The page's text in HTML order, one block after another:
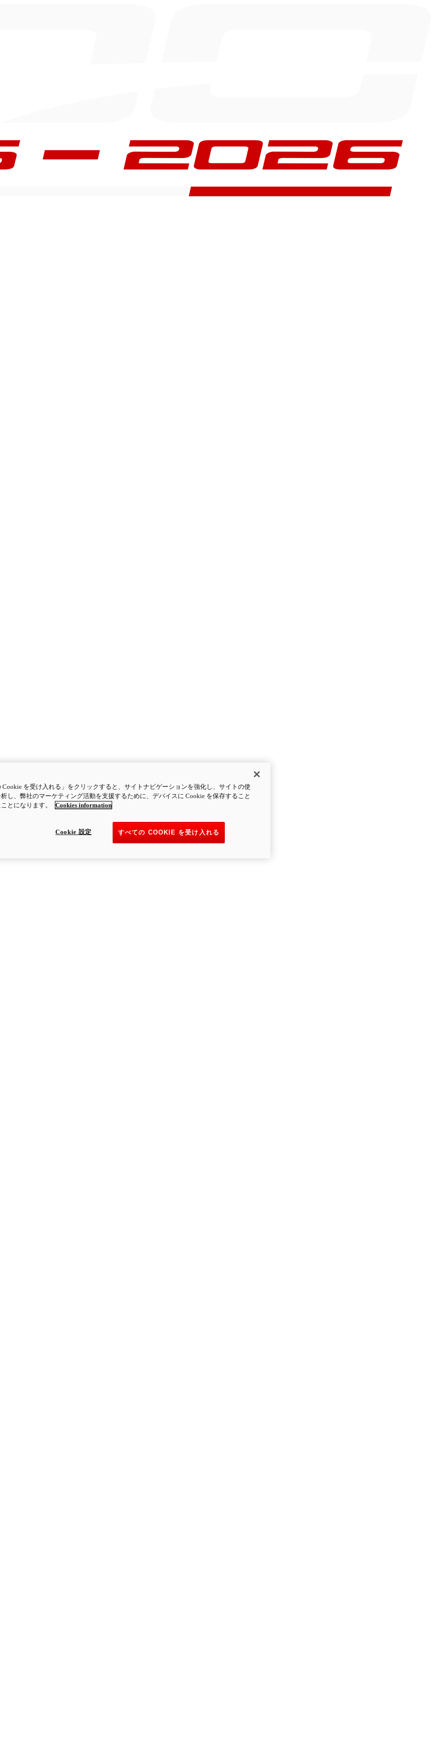
Cookie を受け入れる」をクリックすると、サイトナビゲーションを強化し、サイトの使
し、弊社のマーケティング活動を支援するために、デバイスに Cookie を保存すること
とになります。
Cookies information
すべての COOKIE を受け入れる
Cookie 設定